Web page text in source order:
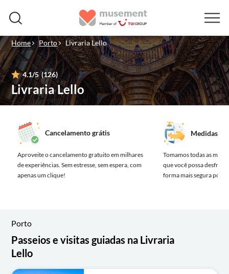
Home Porto Livraria Lello
4.1/5 (126)
Livraria Lello
Cancelamento grátis
Aproveite o cancelamento gratuito em milhares
de experiências. Sem estresse, sem espera, com
apenas um clique!
Medidas de
Tomamos todas as
que você possa
forma mais segura
Porto
Passeios e visitas guiadas na Livraria
Lello